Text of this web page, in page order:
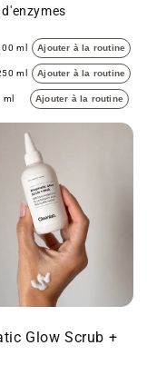
d'enzymes
ml Ajouter à la routine
ml Ajouter à la routine
ml Ajouter à la routine
Glow Scrub +